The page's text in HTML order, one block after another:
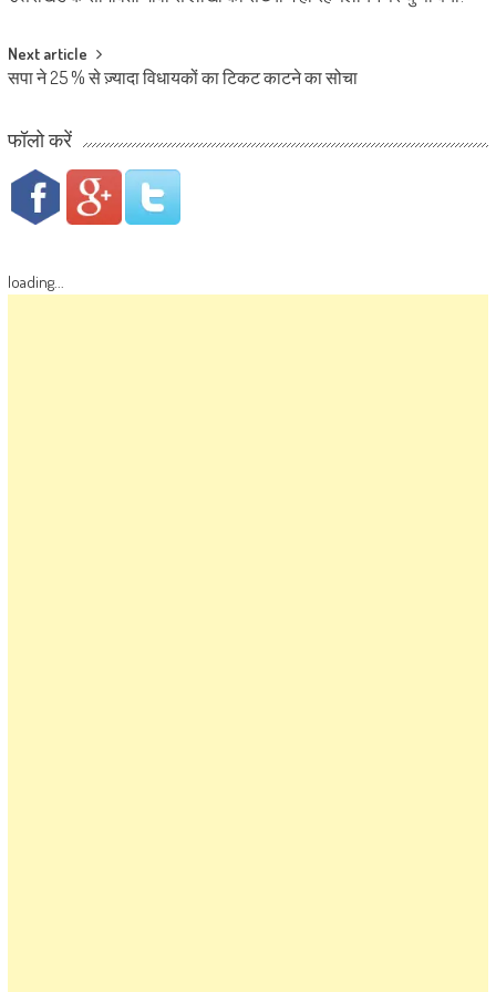
Next article
सपा ने 25 % से ज़्यादा विधायकों का टिकट काटने का सोचा
फॉलो करें
loading...